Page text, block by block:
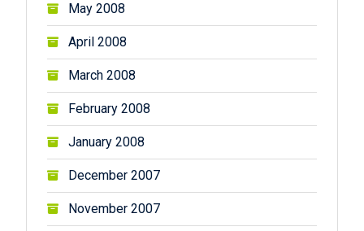
May 2008
April 2008
March 2008
February 2008
January 2008
December 2007
November 2007